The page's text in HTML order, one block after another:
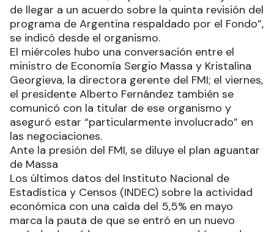
de llegar a un acuerdo sobre la quinta revisión del
programa de Argentina respaldado por el Fondo”,
se indicó desde el organismo.
El miércoles hubo una conversación entre el
ministro de Economía Sergio Massa y Kristalina
Georgieva, la directora gerente del FMI; el viernes,
el presidente Alberto Fernández también se
comunicó con la titular de ese organismo y
aseguró estar “particularmente involucrado” en
las negociaciones.
Ante la presión del FMI, se diluye el plan aguantar
de Massa
Los últimos datos del Instituto Nacional de
Estadística y Censos (INDEC) sobre la actividad
económica con una caída del 5,5% en mayo
marca la pauta de que se entró en un nuevo